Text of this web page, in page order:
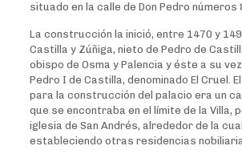
situado en la calle de Don Pedro números
La construcción la inició, entre 1470 y
Castilla y Zúñiga, nieto de Pedro de
obispo de Osma y Palencia y éste a su
Pedro I de Castilla, denominado El Cruel.
para la construcción del palacio era un
que se encontraba en el límite de la Villa,
iglesia de San Andrés, alrededor de la
estableciendo otras residencias